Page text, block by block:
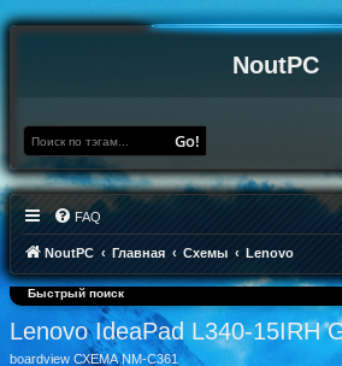
NoutPC
Go!
FAQ
NoutPC Главная Схемы Lenovo
Быстрый поиск
Lenovo IdeaPad L340-15IRH
boardview СХЕМА NM-C361